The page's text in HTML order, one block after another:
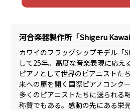
河合楽器製作所「Shigeru
カワイのフラッグシップモデル「
して25年。高度な音楽表現に応え
ピアノとして世界のピアニストた
来への扉を開く国際ピアノコンク
多くのピアニストたちに送られる
称賛でもある。感動の先にある栄